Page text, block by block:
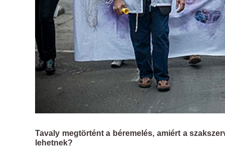
Tavaly megtörtént a béremelés, amiért a
lehetnek?